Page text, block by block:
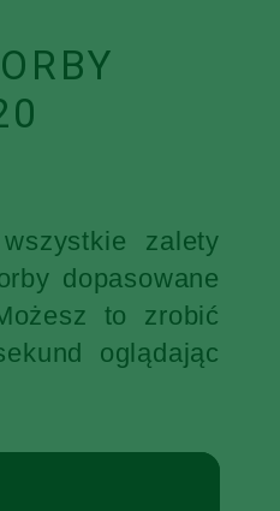
zalety
dopasowane
to zrobić
oglądając